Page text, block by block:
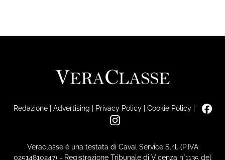
Redazione| Advertising | Privacy Policy| Cookie Policy|
Veraclasse è una testata di Caval Service S.r.l. (P.IVA
02514810247) - Registrazione Tribunale di Vicenza n°1135 del